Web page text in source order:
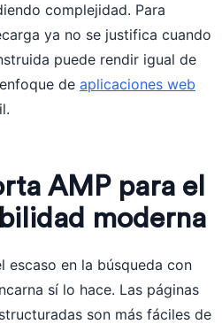
complejidad. Para
ya no se justifica cuando
puede rendir igual de
de aplicaciones web
AMP para el
moderna
escaso en la búsqueda con
sí lo hace. Las páginas
son más fáciles de